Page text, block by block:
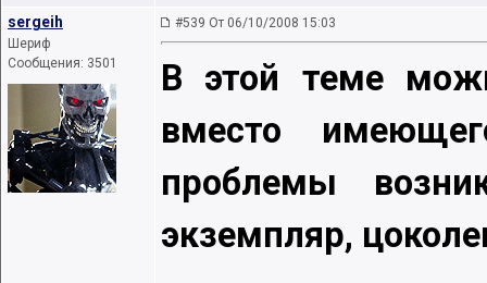
sergeih
Шериф
Сообщения: 3501
#539 От 06/10/2008 15:03
В этой теме
вместо
проблемы
экземпляр,